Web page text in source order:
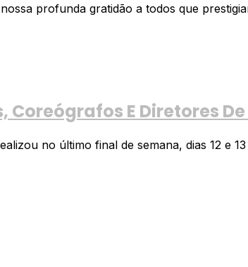
profunda gratidão a todos que
E Diretores
no último final de semana, dias 12 e 13